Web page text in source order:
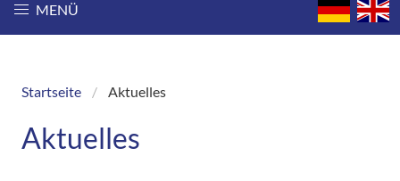
MENÜ
Breadcrumb
Startseite Aktuelles
Aktuelles